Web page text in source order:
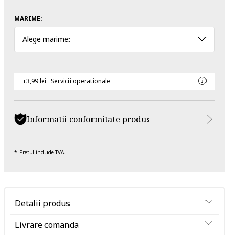
MARIME:
Alege marime:
+3,99 lei Servicii operationale
Informatii conformitate produs
Pretul include TVA.
Detalii produs
Livrare comanda